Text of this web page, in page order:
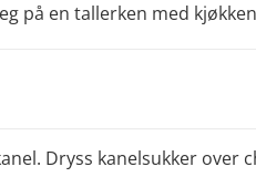
på en tallerken med
Dryss kanelsukker